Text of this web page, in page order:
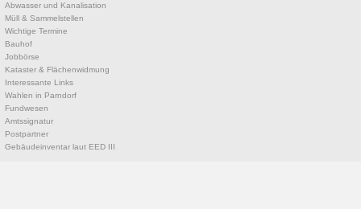
Abwasser und Kanalisation
Müll & Sammelstellen
Wichtige Termine
Bauhof
Jobbörse
Kataster & Flächenwidmung
Interessante Links
Wahlen in Parndorf
Fundwesen
Amtssignatur
Postpartner
Gebäudeinventar laut EED III